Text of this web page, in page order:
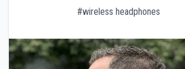
#wireless headphones